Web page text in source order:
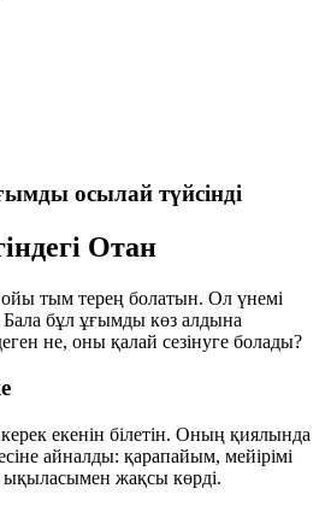
осылай түйсінді
Отан
ойы тым терең болатын. Ол үнемі
бұл ұғымды көз алдына
не, оны қалай сезінуге болады?
екенін білетін. Оның қиялында
айналды: қарапайым, мейірімі
жақсы көрді.